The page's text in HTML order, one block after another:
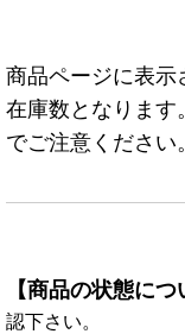
商品ページに表示
在庫数となります
でご注意ください。
【商品の状態につ
認下さい。